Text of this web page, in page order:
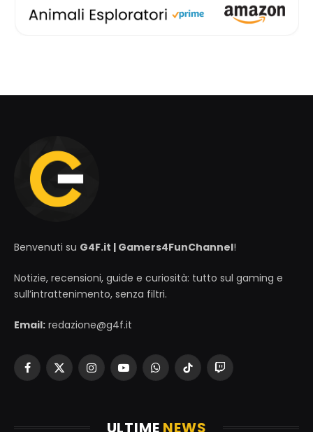
Benvenuti su G4F.it | Gamers4FunChannel!
Notizie, recensioni, guide e curiosità: tutto sul gaming e
sull’intrattenimento, senza filtri.
Email: redazione@g4f.it
Facebook
X
InstagramYouTubeWhatsAppTikTokTwitch
ULTIME NEWS